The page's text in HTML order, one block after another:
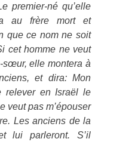
premier-né qu’elle
au frère mort et
que ce nom ne soit
cet homme ne veut
sœur, elle montera à
et dira: Mon
relever en Israël le
veut pas m’épouser
Les anciens de la
lui parleront. S’il